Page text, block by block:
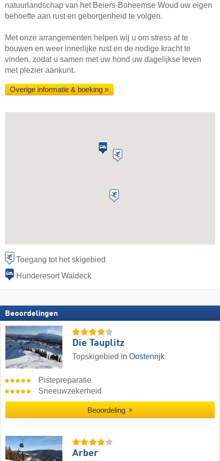
natuurlandschap van het Beiers-Boheemse Woud uw eigen
behoefte aan rust en geborgenheid te volgen.
Met onze arrangementen helpen wij u om stress af te
bouwen en weer innerlijke rust en de nodige kracht te
vinden, zodat u samen met uw hond uw dagelijkse leven
met plezier aankunt.
Overige informatie & boeking »
Toegang tot het skigebied
Hunderesort Waldeck
Beoordelingen
Die Tauplitz
Topskigebied in Oostenrijk
Pistepreparatie
Sneeuwzekerheid
Beoordeling
Arber